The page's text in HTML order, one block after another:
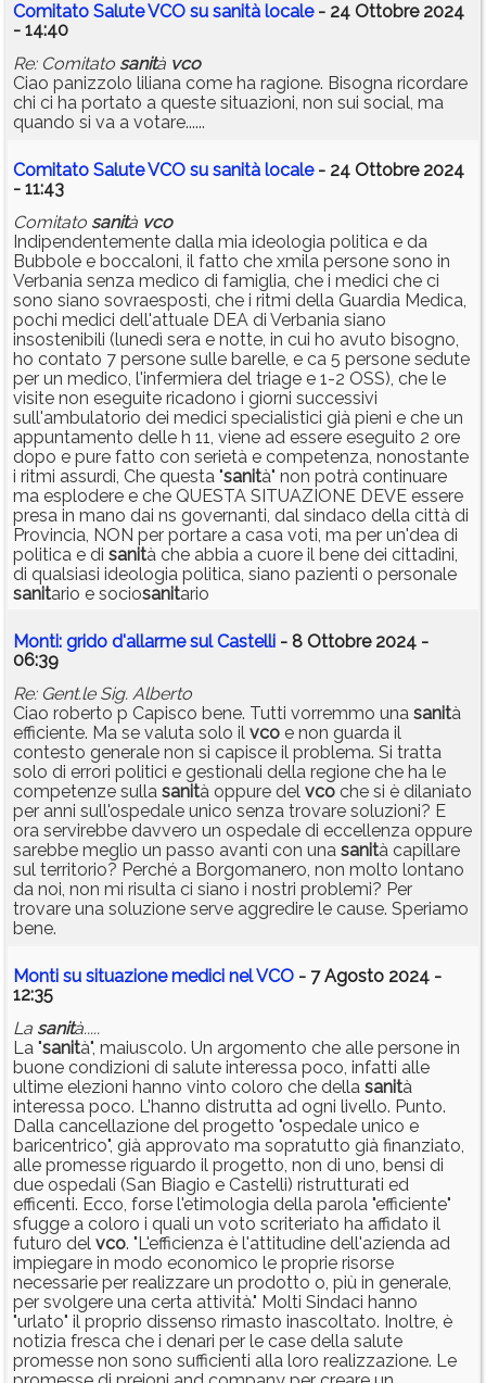
Comitato Salute VCO su sanità locale- 24 Ottobre 2024
- 14:40
Re: Comitato sanità vco
Ciao panizzolo liliana come ha ragione. Bisogna ricordare
chi ci ha portato a queste situazioni, non sui social, ma
quando si va a votare......
Comitato Salute VCO su sanità locale- 24 Ottobre 2024
- 11:43
Comitato sanità vco
Indipendentemente dalla mia ideologia politica e da
Bubbole e boccaloni, il fatto che xmila persone sono in
Verbania senza medico di famiglia, che i medici che ci
sono siano sovraesposti, che i ritmi della Guardia Medica,
pochi medici dell'attuale DEA di Verbania siano
insostenibili (lunedì sera e notte, in cui ho avuto bisogno,
ho contato 7 persone sulle barelle, e ca 5 persone sedute
per un medico, l'infermiera del triage e 1-2 OSS), che le
visite non eseguite ricadono i giorni successivi
sull'ambulatorio dei medici specialistici già pieni e che un
appuntamento delle h 11, viene ad essere eseguito 2 ore
dopo e pure fatto con serietà e competenza, nonostante
i ritmi assurdi, Che questa "sanità" non potrà continuare
ma esplodere e che QUESTA SITUAZIONE DEVE essere
presa in mano dai ns governanti, dal sindaco della città di
Provincia, NON per portare a casa voti, ma per un'dea di
politica e di sanità che abbia a cuore il bene dei cittadini,
di qualsiasi ideologia politica, siano pazienti o personale
sanitario e sociosanitario
Monti: grido d'allarme sul Castelli - 8 Ottobre 2024 -
06:39
Re: Gent.le Sig. Alberto
Ciao roberto p Capisco bene. Tutti vorremmo una sanità
efficiente. Ma se valuta solo il vco e non guarda il
contesto generale non si capisce il problema. Si tratta
solo di errori politici e gestionali della regione che ha le
competenze sulla sanità oppure del vco che si è dilaniato
per anni sull'ospedale unico senza trovare soluzioni? E
ora servirebbe davvero un ospedale di eccellenza oppure
sarebbe meglio un passo avanti con una sanità capillare
sul territorio? Perché a Borgomanero, non molto lontano
da noi, non mi risulta ci siano i nostri problemi? Per
trovare una soluzione serve aggredire le cause. Speriamo
bene.
Monti su situazione medici nel VCO - 7 Agosto 2024 -
12:35
La sanità.....
La "sanità", maiuscolo. Un argomento che alle persone in
buone condizioni di salute interessa poco, infatti alle
ultime elezioni hanno vinto coloro che della sanità
interessa poco. L'hanno distrutta ad ogni livello. Punto.
Dalla cancellazione del progetto "ospedale unico e
baricentrico", già approvato ma sopratutto già finanziato,
alle promesse riguardo il progetto, non di uno, bensi di
due ospedali (San Biagio e Castelli) ristrutturati ed
efficenti. Ecco, forse l'etimologia della parola "efficiente"
sfugge a coloro i quali un voto scriteriato ha affidato il
futuro del vco. "L'efficienza è l'attitudine dell'azienda ad
impiegare in modo economico le proprie risorse
necessarie per realizzare un prodotto o, più in generale,
per svolgere una certa attività." Molti Sindaci hanno
"urlato" il proprio dissenso rimasto inascoltato. Inoltre, è
notizia fresca che i denari per le case della salute
promesse non sono sufficienti alla loro realizzazione. Le